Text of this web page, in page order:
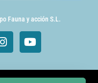
Fauna y acción S.L.